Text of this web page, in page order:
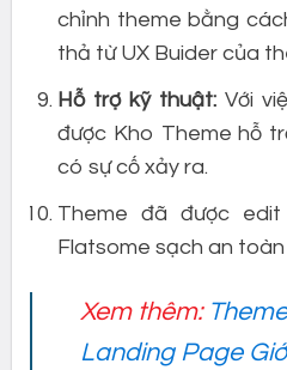
chỉnh theme bằng
thả từ UX Buider của
Hỗ trợ kỹ thuật:Với
được Kho Theme hỗ
có sự cố xảy ra.
Theme đã được
Flatsome sạch an toàn
Xem thêm:
Landing Page